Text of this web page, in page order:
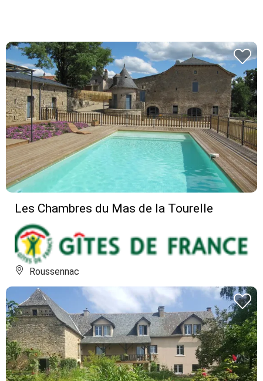
Les Chambres du Mas de la Tourelle
Roussennac